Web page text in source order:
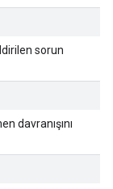
sorun
davranışını